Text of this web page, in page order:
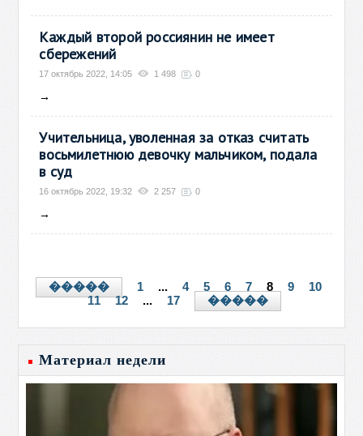
Каждый второй россиянин не имеет
сбережений
17 октябрь 2022, 14:05 1 498 0
→
Учительница, уволенная за отказ считать
восьмилетнюю девочку мальчиком, подала
в суд
16 октябрь 2022, 19:32 2 257 0
→
����� 1 ... 4 5 6 7 8 9
10
11
12 ... 17 �����
Материал недели